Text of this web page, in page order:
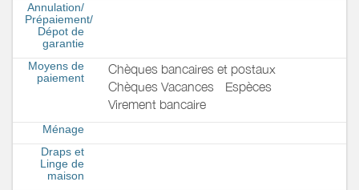
Annulation/
Prépaiement/
Dépot de
garantie
Moyens de
paiement
Chèques bancaires et postaux
Chèques Vacances
Espèces
Virement bancaire
Ménage
Draps et
Linge de
maison